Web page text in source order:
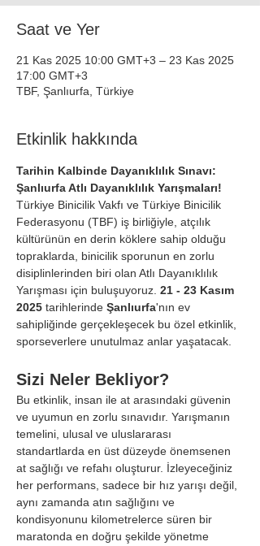
Saat ve Yer
21 Kas 2025 10:00 GMT+3 – 23 Kas 2025
17:00 GMT+3
TBF, Şanlıurfa, Türkiye
Etkinlik hakkında
Tarihin Kalbinde Dayanıklılık Sınavı:
Şanlıurfa Atlı Dayanıklılık Yarışmaları!
Türkiye Binicilik Vakfı ve Türkiye Binicilik
Federasyonu (TBF) iş birliğiyle, atçılık
kültürünün en derin köklere sahip olduğu
topraklarda, binicilik sporunun en zorlu
disiplinlerinden biri olan Atlı Dayanıklılık
Yarışması için buluşuyoruz. 21 - 23 Kasım
2025 tarihlerinde Şanlıurfa'nın ev
sahipliğinde gerçekleşecek bu özel etkinlik,
sporseverlere unutulmaz anlar yaşatacak.
Sizi Neler Bekliyor?
Bu etkinlik, insan ile at arasındaki güvenin
ve uyumun en zorlu sınavıdır. Yarışmanın
temelini, ulusal ve uluslararası
standartlarda en üst düzeyde önemsenen
at sağlığı ve refahı oluşturur. İzleyeceğiniz
her performans, sadece bir hız yarışı değil,
aynı zamanda atın sağlığını ve
kondisyonunu kilometrelerce süren bir
maratonda en doğru şekilde yönetme